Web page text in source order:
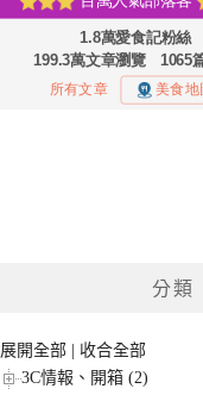
分類
展開全部
收合全部
3C情報、開箱 (2)